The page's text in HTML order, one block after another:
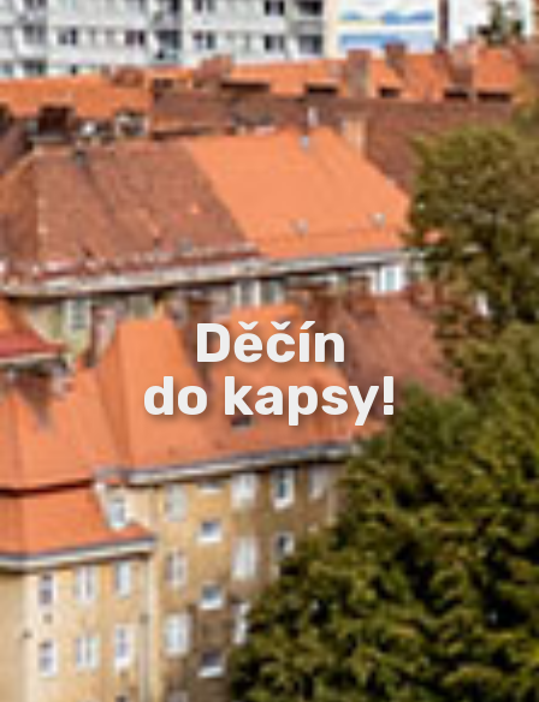
Děčín
do kapsy!